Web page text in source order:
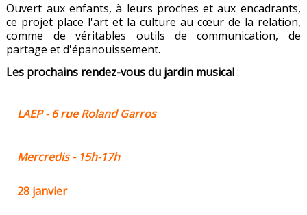
Ouvert aux enfants, à leurs proches et aux encadrants,
ce projet place l'art et la culture au cœur de la relation,
comme de véritables outils de communication, de
partage et d'épanouissement.
Les prochains rendez-vous du jardin musical:
LAEP -6 rue Roland Garros
Mercredis - 15h-17h
28 janvier